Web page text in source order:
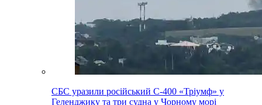
СБС уразили російський С-400 «Тріумф» у
Геленджику та три судна у Чорному морі